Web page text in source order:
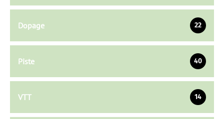
Dopage 22
Piste 40
VTT 14